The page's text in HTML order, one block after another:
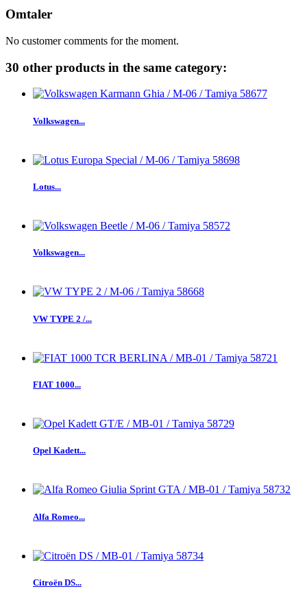
Omtaler
No customer comments for the moment.
30 other products in the same category:
Volkswagen...
Lotus...
Volkswagen...
VW TYPE 2 /...
FIAT 1000...
Opel Kadett...
Alfa Romeo...
Citroën DS...